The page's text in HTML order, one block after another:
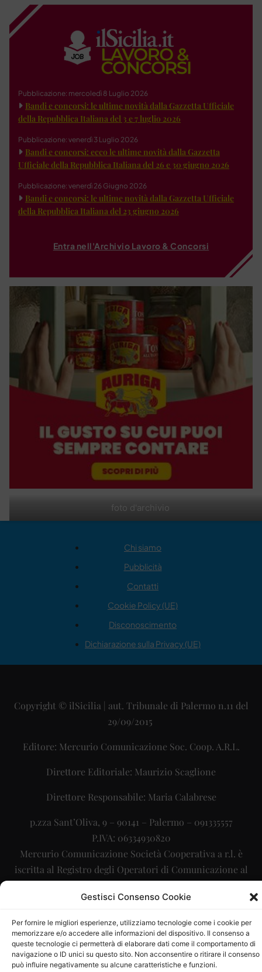
Gestisci Consenso Cookie
Per fornire le migliori esperienze, utilizziamo tecnologie come i cookie per
memorizzare e/o accedere alle informazioni del dispositivo. Il consenso a
queste tecnologie ci permetterà di elaborare dati come il comportamento di
navigazione o ID unici su questo sito. Non acconsentire o ritirare il consenso
può influire negativamente su alcune caratteristiche e funzioni.
foto d'archivio
Pubblicazione: mercoledì 8 Luglio 2026
Bandi e concorsi: le ultime novità dalla Gazzetta Ufficiale
della Repubblica Italiana del 3 e 7 luglio 2026
Pubblicazione: venerdì 3 Luglio 2026
Bandi e concorsi: ecco le ultime novità dalla Gazzetta
Ufficiale della Repubblica Italiana del 26 e 30 giugno 2026
Pubblicazione: venerdì 26 Giugno 2026
Bandi e concorsi: le ultime novità dalla Gazzetta Ufficiale
della Repubblica Italiana del 23 giugno 2026
Entra nell'Archivio Lavoro & Concorsi
Chi siamo
Pubblicità
Contatti
Cookie Policy (UE)
Disconoscimento
Dichiarazione sulla Privacy (UE)
Copyright © ilSicilia | aut. Tribunale di Palermo n.11 del
29/09/2015
Editore: Mercurio Comunicazione Soc. Coop. A.R.L.
Direttore Editoriale: Maurizio Scaglione
Direttore Responsabile: Maria Calabrese
p.zza Sant’Oliva, 9 – 90141 – Palermo – 091335557
P.IVA: 06334930820
Mercurio Comunicazione Società Cooperativa a r.l. è
iscritta al Registro degli Operatori di Comunicazione al